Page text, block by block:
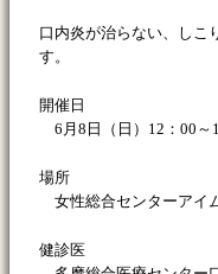
口内炎が治らない、しこ
す。
開催日
6月8日（日）12：00～
場所
女性総合センターアイ
健診医